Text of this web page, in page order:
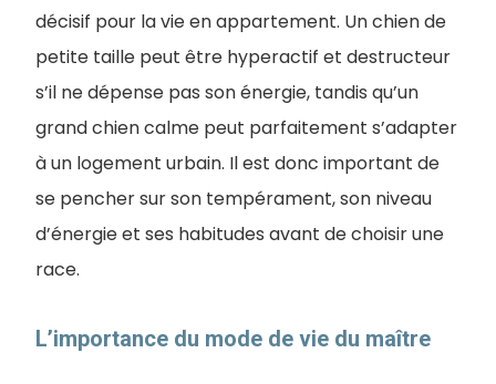
décisif pour la vie en appartement. Un chien de
petite taille peut être hyperactif et destructeur
s’il ne dépense pas son énergie, tandis qu’un
grand chien calme peut parfaitement s’adapter
à un logement urbain. Il est donc important de
se pencher sur son tempérament, son niveau
d’énergie et ses habitudes avant de choisir une
race.
L’importance du mode de vie du maître